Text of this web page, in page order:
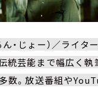
・じょー）／ライタ
統芸能まで幅広く執
多数。放送番組や